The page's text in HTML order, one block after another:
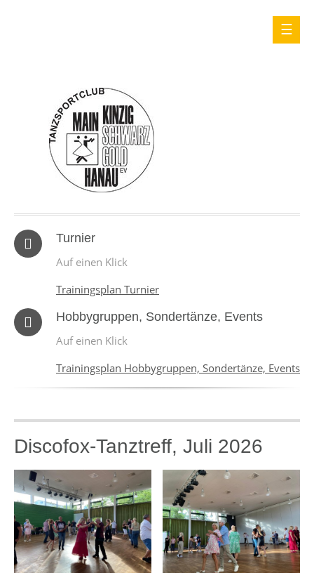
Turnier
Auf einen Klick
Trainingsplan Turnier
Hobbygruppen, Sondertänze, Events
Auf einen Klick
Trainingsplan Hobbygruppen, Sondertänze, Events
Discofox-Tanztreff, Juli 2026